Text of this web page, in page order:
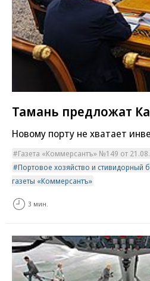
Тамань предложат
Новому порту не хватает
Газета «Коммерсантъ» №149 от
Портовое хозяйство и стивидорный
газеты «Коммерсантъ»
3 мин.